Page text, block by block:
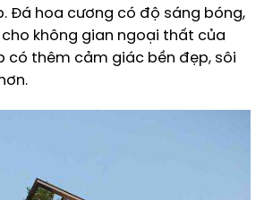
Đá hoa cương có độ sáng bóng,
không gian ngoại thất của
có thêm cảm giác bền đẹp, sôi